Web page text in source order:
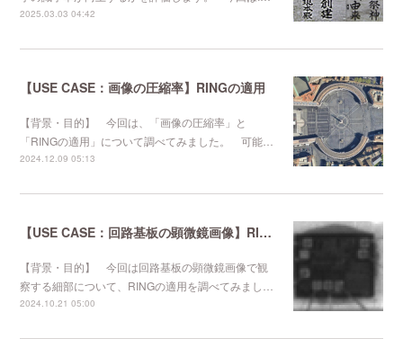
2025.03.03 04:42
【USE CASE：画像の圧縮率】RINGの適用
【背景・目的】 今回は、「画像の圧縮率」と
「RINGの適用」について調べてみました。 可能…
2024.12.09 05:13
【USE CASE：回路基板の顕微鏡画像】RINGの適用
【背景・目的】 今回は回路基板の顕微鏡画像で観
察する細部について、RINGの適用を調べてみまし…
2024.10.21 05:00